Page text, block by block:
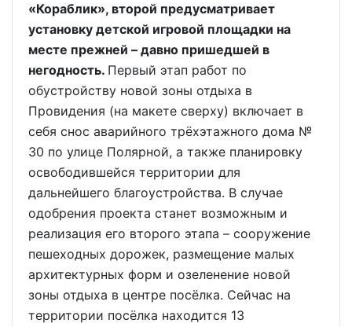
«Кораблик», второй предусматривает
установку детской игровой площадки на
месте прежней – давно пришедшей в
негодность. Первый этап работ по
обустройству новой зоны отдыха в
Провидения (на макете сверху) включает в
себя снос аварийного трёхэтажного дома №
30 по улице Полярной, а также планировку
освободившейся территории для
дальнейшего благоустройства. В случае
одобрения проекта станет возможным и
реализация его второго этапа – сооружение
пешеходных дорожек, размещение малых
архитектурных форм и озеленение новой
зоны отдыха в центре посёлка. Сейчас на
территории посёлка находится 13